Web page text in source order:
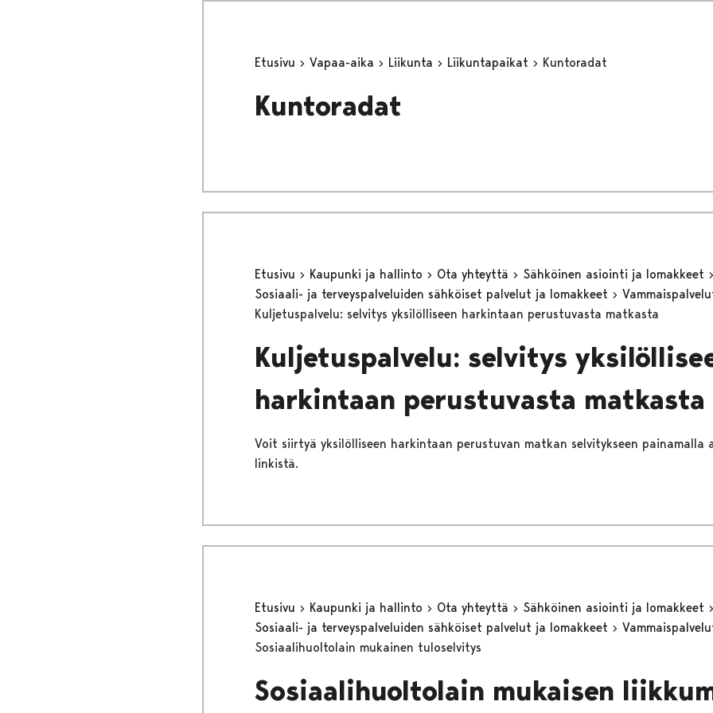
Etusivu Vapaa-aika Liikunta Liikuntapaikat Kuntoradat
Kuntoradat
Etusivu Kaupunki ja hallinto Ota yhteyttä
Sähköinen asiointi ja lomakkeet
Sosiaali- ja terveyspalveluiden sähköiset palvelut ja lomakkeet
Kuljetuspalvelu: selvitys yksilölliseen harkintaan perustuvasta matkasta
Kuljetuspalvelu: selvitys
harkintaan perustuvasta matkasta
Voit siirtyä yksilölliseen harkintaan perustuvan matkan selvitykseen painamalla
linkistä.
Etusivu Kaupunki ja hallinto Ota yhteyttä
Sähköinen asiointi ja lomakkeet
Sosiaali- ja terveyspalveluiden sähköiset palvelut ja lomakkeet
Sosiaalihuoltolain mukainen tuloselvitys
Sosiaalihuoltolain mukaisen